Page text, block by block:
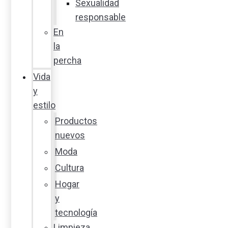
Sexualidad
responsable
En
la
percha
Vida
y
estilo
Productos
nuevos
Moda
Cultura
Hogar
y
tecnología